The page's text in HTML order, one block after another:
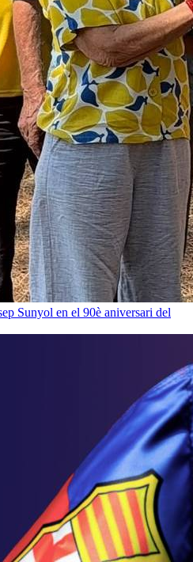
Sunyol en el 90è aniversari del